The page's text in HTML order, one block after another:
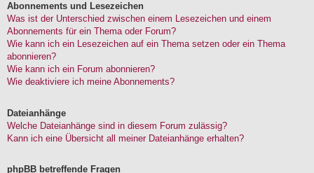
Abonnements und Lesezeichen
Was ist der Unterschied zwischen einem Lesezeichen und einem
Abonnements für ein Thema oder Forum?
Wie kann ich ein Lesezeichen auf ein Thema setzen oder ein Thema
abonnieren?
Wie kann ich ein Forum abonnieren?
Wie deaktiviere ich meine Abonnements?
Dateianhänge
Welche Dateianhänge sind in diesem Forum zulässig?
Kann ich eine Übersicht all meiner Dateianhänge erhalten?
phpBB betreffende Fragen